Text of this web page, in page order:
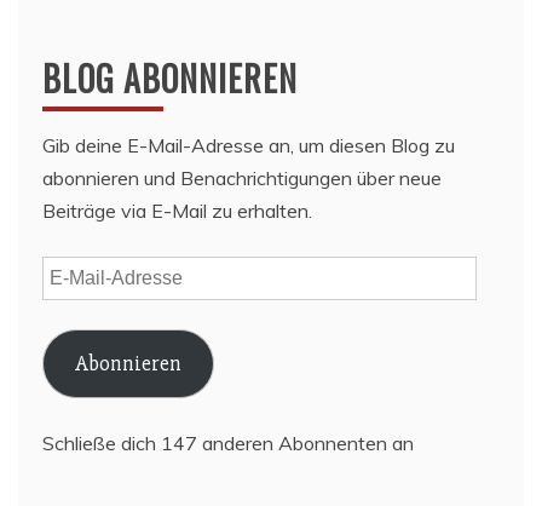
BLOG ABONNIEREN
Gib deine E-Mail-Adresse an, um diesen Blog zu
abonnieren und Benachrichtigungen über neue
Beiträge via E-Mail zu erhalten.
E-
Mail-
Adresse
Abonnieren
Schließe dich 147 anderen Abonnenten an